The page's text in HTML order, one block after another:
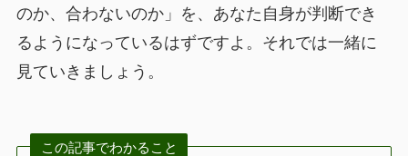
のか、合わないのか」を、あなた自身が判断でき
るようになっているはずですよ。それでは一緒に
見ていきましょう。
この記事でわかること